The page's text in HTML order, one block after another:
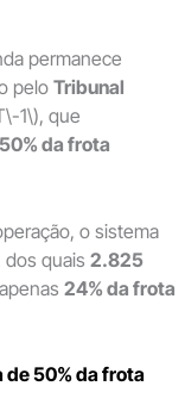
permanece
pelo Tribunal
1\), que
50% da frota
o sistema
dos quais 2.825
24% da frota
de 50% da frota